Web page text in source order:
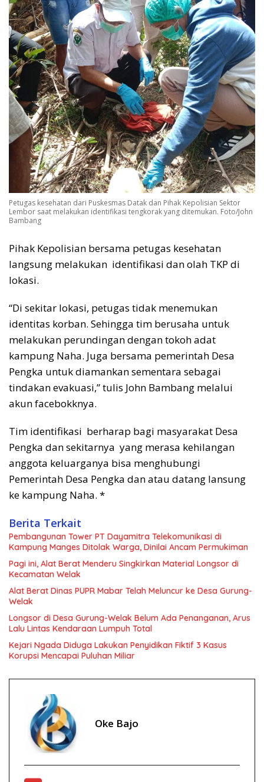
Petugas kesehatan dari Puskesmas Datak dan Pihak Kepolisian Sektor
Lembor saat melakukan identifikasi tengkorak yang ditemukan. Foto/John
Bambang
Pihak Kepolisian bersama petugas kesehatan
langsung melakukan identifikasi dan olah TKP di
lokasi.
“Di sekitar lokasi, petugas tidak menemukan
identitas korban. Sehingga tim berusaha untuk
melakukan perundingan dengan tokoh adat
kampung Naha. Juga bersama pemerintah Desa
Pengka untuk diamankan sementara sebagai
tindakan evakuasi,” tulis John Bambang melalui
akun facebokknya.
Tim identifikasi berharap bagi masyarakat Desa
Pengka dan sekitarnya yang merasa kehilangan
anggota keluarganya bisa menghubungi
Pemerintah Desa Pengka dan atau datang lansung
ke kampung Naha. *
Berita Terkait
Pembangunan Tower PT Dayamitra Telekomunikasi di
Kampung Manges Ditolak Warga, Dinilai Ancam Permukiman
Pagi ini, Alat Berat Menderu Singkirkan Material Longsor di
Kecamatan Welak
Alat Berat Dinas PUPR Mabar Telah Meluncur ke Desa Gurung-
Welak
Longsor di Desa Gurung-Welak Belum Ada Penanganan, Arus
Lalu Lintas Kendaraan Lumpuh Total
Kejari Ngada Diduga Lakukan Penyidikan Fiktif 3 Kasus
Korupsi Mencapai Puluhan Miliar
Oke Bajo